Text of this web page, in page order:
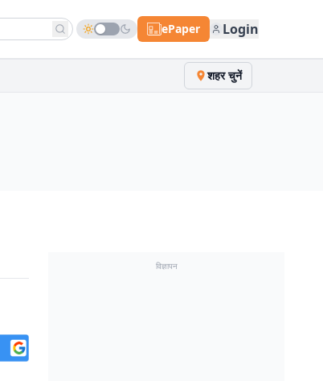
ePaper Login
शहर चुनें
विज्ञापन